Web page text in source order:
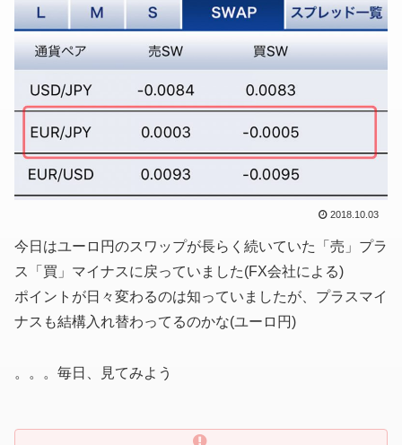
2018.10.03
今日はユーロ円のスワップが長らく続いていた「売」プラ
ス「買」マイナスに戻っていました(FX会社による)
ポイントが日々変わるのは知っていましたが、プラスマイ
ナスも結構入れ替わってるのかな(ユーロ円)
。。。毎日、見てみよう